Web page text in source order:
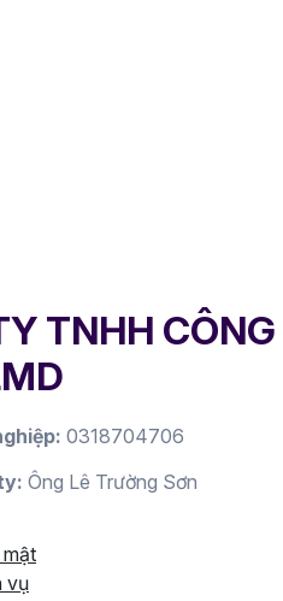
TNHH CÔNG
0318704706
Ông Lê Trường Sơn
vụ